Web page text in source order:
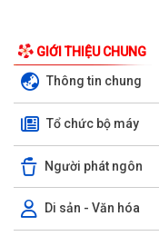
GIỚI THIỆU CHUNG
Thông tin chung
Tổ chức bộ máy
Người phát ngôn
Di sản - Văn hóa